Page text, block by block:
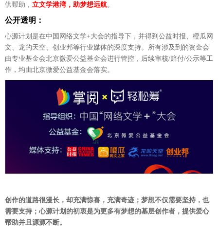
供帮助， 立文学港湾，助梦想远航。
公开透明：
心源计划是在中国网络文学+大会的指导下，并得到公益时报、橙瓜网
文、龙的天空、创业邦等行业媒体的深度支持。所有涉及到的资金会
由专业基金会北京微爱公益基金会进行管控，后续审核/赔付/公示等工
作，均由北京微爱公益基金会落实。
创作的道路很漫长，却充满惊喜，充满奇迹；梦想不仅需要坚持，也
需要支持；心源计划的初衷是为更多有梦想的基层创作者，提供爱心
帮助并且源源不断。